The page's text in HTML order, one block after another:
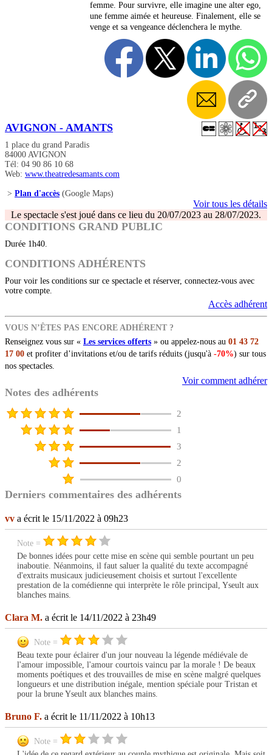
femme. Pour survivre, elle imagine une alter ego,
une femme aimée et heureuse. Finalement, elle se
venge et sa vengeance déclenchera le mythe.
AVIGNON - AMANTS
1 place du grand Paradis
84000 AVIGNON
Tél: 04 90 86 10 68
Web: www.theatredesamants.com
> Plan d'accès (Google Maps)
Voir tous les détails
Le spectacle s'est joué dans ce lieu du 20/07/2023 au 28/07/2023.
CONDITIONS GRAND PUBLIC
Durée 1h40.
CONDITIONS ADHÉRENTS
Pour voir les conditions sur ce spectacle et réserver, connectez-vous avec
votre compte.
Accès adhérent
VOUS N’ÊTES PAS ENCORE ADHÉRENT ?
Renseignez vous sur « Les services offerts » ou appelez-nous au 01 43 72
17 00 et profiter d’invitations et/ou de tarifs réduits (jusqu'à -70%) sur tous
nos spectacles.
Voir comment adhérer
Notes des adhérents
2
1
3
2
0
Derniers commentaires des adhérents
vv a écrit le 15/11/2022 à 09h23
Note =
De bonnes idées pour cette mise en scène qui semble pourtant un peu
inaboutie. Néanmoins, il faut saluer la qualité du texte accompagné
d'extraits musicaux judicieusement choisis et surtout l'excellente
prestation de la comédienne qui interprète le rôle principal, Yseult aux
blanches mains.
Clara M. a écrit le 14/11/2022 à 23h49
Note =
Beau texte pour éclairer d'un jour nouveau la légende médiévale de
l'amour impossible, l'amour courtois vaincu par la morale ! De beaux
moments poétiques et des trouvailles de mise en scène malgré quelques
longueurs et une distribution inégale, mention spéciale pour Tristan et
pour la brune Yseult aux blanches mains.
Bruno F. a écrit le 11/11/2022 à 10h13
Note =